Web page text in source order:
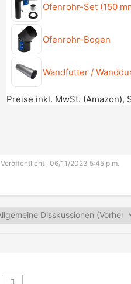
Ofenrohr-Set (150
Ofenrohr-Bogen
Wandfutter /
Preise inkl. MwSt. (Amazon),
Veröffentlicht : 06/11/2023 5:45 p.m.